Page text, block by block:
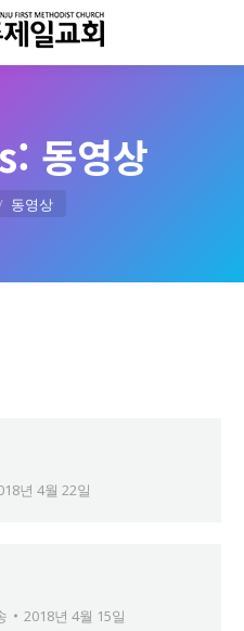
동영상
동영상
년 4월 22일
2018년 4월 15일